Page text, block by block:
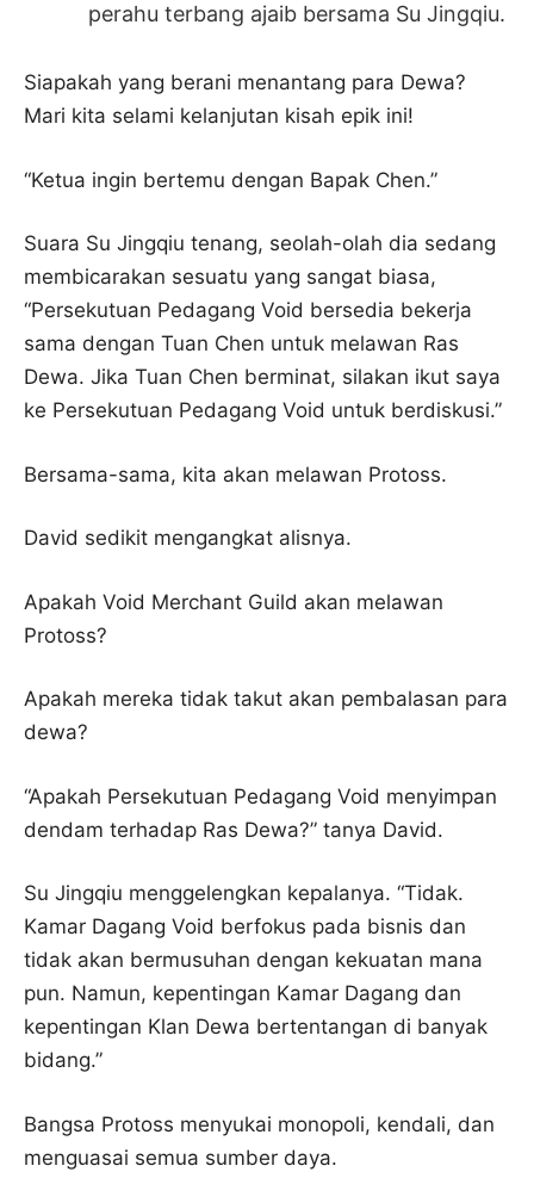
perahu terbang ajaib bersama Su Jingqiu.
Siapakah yang berani menantang para Dewa?
Mari kita selami kelanjutan kisah epik ini!
“Ketua ingin bertemu dengan Bapak Chen.”
Suara Su Jingqiu tenang, seolah-olah dia sedang
membicarakan sesuatu yang sangat biasa,
“Persekutuan Pedagang Void bersedia bekerja
sama dengan Tuan Chen untuk melawan Ras
Dewa. Jika Tuan Chen berminat, silakan ikut saya
ke Persekutuan Pedagang Void untuk berdiskusi.”
Bersama-sama, kita akan melawan Protoss.
David sedikit mengangkat alisnya.
Apakah Void Merchant Guild akan melawan
Protoss?
Apakah mereka tidak takut akan pembalasan para
dewa?
“Apakah Persekutuan Pedagang Void menyimpan
dendam terhadap Ras Dewa?” tanya David.
Su Jingqiu menggelengkan kepalanya. “Tidak.
Kamar Dagang Void berfokus pada bisnis dan
tidak akan bermusuhan dengan kekuatan mana
pun. Namun, kepentingan Kamar Dagang dan
kepentingan Klan Dewa bertentangan di banyak
bidang.”
Bangsa Protoss menyukai monopoli, kendali, dan
menguasai semua sumber daya.